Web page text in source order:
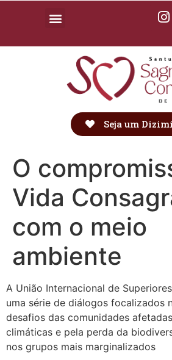
Seja um
O
Vida
com o meio
ambiente
A União Internacional de
uma série de diálogos focalizados
desafios das comunidades
climáticas e pela perda da
nos grupos mais marginalizados